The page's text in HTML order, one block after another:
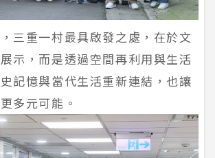
三重一村最具啟發之處，在於文
示，而是透過空間再利用與生活
記憶與當代生活重新連結，也讓
多元可能。